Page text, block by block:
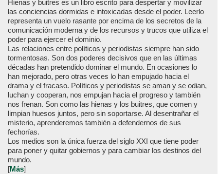
Hienas y buitres es un libro escrito para despertar y movilizar
las conciencias dormidas e intoxicadas desde el poder. Leerlo
representa un vuelo rasante por encima de los secretos de la
comunicación moderna y de los recursos y trucos que utiliza el
poder para ejercer el dominio.
Las relaciones entre políticos y periodistas siempre han sido
tormentosas. Son dos poderes decisivos que en las últimas
décadas han pretendido dominar el mundo. En ocasiones lo
han mejorado, pero otras veces lo han empujado hacia el
drama y el fracaso. Políticos y periodistas se aman y se odian,
luchan y cooperan, nos empujan hacia el progreso y también
nos frenan. Son como las hienas y los buitres, que comen y
limpian huesos juntos, pero sin soportarse. Al desentrañar el
misterio, aprenderemos también a defendernos de sus
fechorías.
Los medios son la única fuerza del siglo XXI que tiene poder
para poner y quitar gobiernos y para cambiar los destinos del
mundo.
[Más]